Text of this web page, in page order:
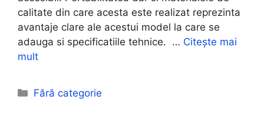
calitate din care acesta este realizat reprezinta
avantaje clare ale acestui model la care se
adauga si specificatiile tehnice. … Citește mai
mult
Categorii
Fără categorie